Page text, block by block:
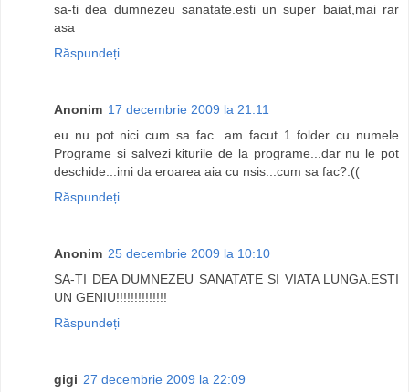
sa-ti dea dumnezeu sanatate.esti un super baiat,mai rar
asa
Răspundeți
Anonim 17 decembrie 2009 la 21:11
eu nu pot nici cum sa fac...am facut 1 folder cu numele
Programe si salvezi kiturile de la programe...dar nu le pot
deschide...imi da eroarea aia cu nsis...cum sa fac?:((
Răspundeți
Anonim 25 decembrie 2009 la 10:10
SA-TI DEA DUMNEZEU SANATATE SI VIATA LUNGA.ESTI
UN GENIU!!!!!!!!!!!!!!
Răspundeți
gigi 27 decembrie 2009 la 22:09